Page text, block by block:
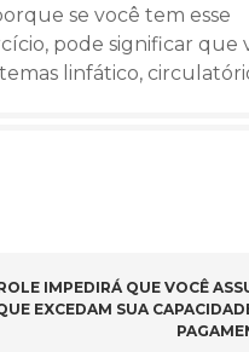
se você tem esse
pode significar que
linfático,
IMPEDIRÁ QUE VOCÊ
EXCEDAM SUA